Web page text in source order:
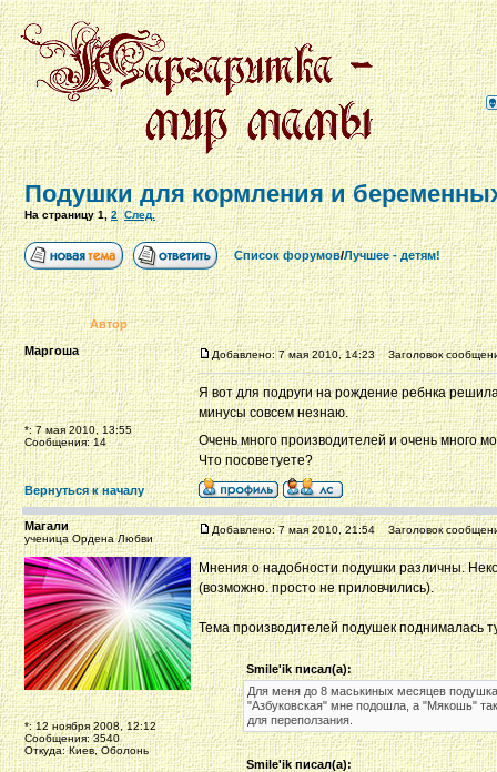
Подушки для кормления и
На страницу1,2 След.
Список форумов/Лучшее - детям!
Автор
Маргоша
*: 7 мая 2010, 13:55
Сообщения: 14
Добавлено: 7 мая 2010, 14:23 Заголовок
Я вот для подруги на рождение ребнка
минусы совсем незнаю.
Очень много производителей и очень много
Что посоветуете?
Вернуться к началу
Магали
ученица Ордена Любви
*: 12 ноября 2008, 12:12
Сообщения: 3540
Откуда: Киев, Оболонь
Добавлено: 7 мая 2010, 21:54 Заголовок
Мнения о надобности подушки различны.
(возможно. просто не приловчились).
Тема производителей подушек поднималась
Smile'ik писал(а):
Для меня до 8 маськиных месяцев
"Азбуковская" мне подошла, а "Мякошь"
для переползания.
Smile'ik писал(а):